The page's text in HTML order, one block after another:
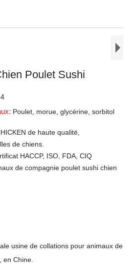
Poulet Sushi
Poulet, morue, glycérine, sorbitol
de haute qualité,
de chiens.
HACCP, ISO, FDA, CIQ
de compagnie poulet sushi chien
usine de collations pour animaux de
en Chine.